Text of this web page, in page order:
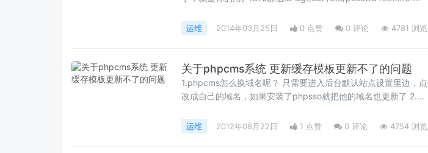
运维 2014年03月25日 0 点赞 0 评论 4781 浏览
关于phpcms系统 更新缓存模板更新不了的问题
1.phpcms怎么换域名呢？ 只需要进入后台默认站点设置里边，点击设置-站点管理-修
改成自己的域名，如果安装了phpsso就把他的域名也更新了 2....
运维 2012年08月22日 1 点赞 0 评论 4754 浏览